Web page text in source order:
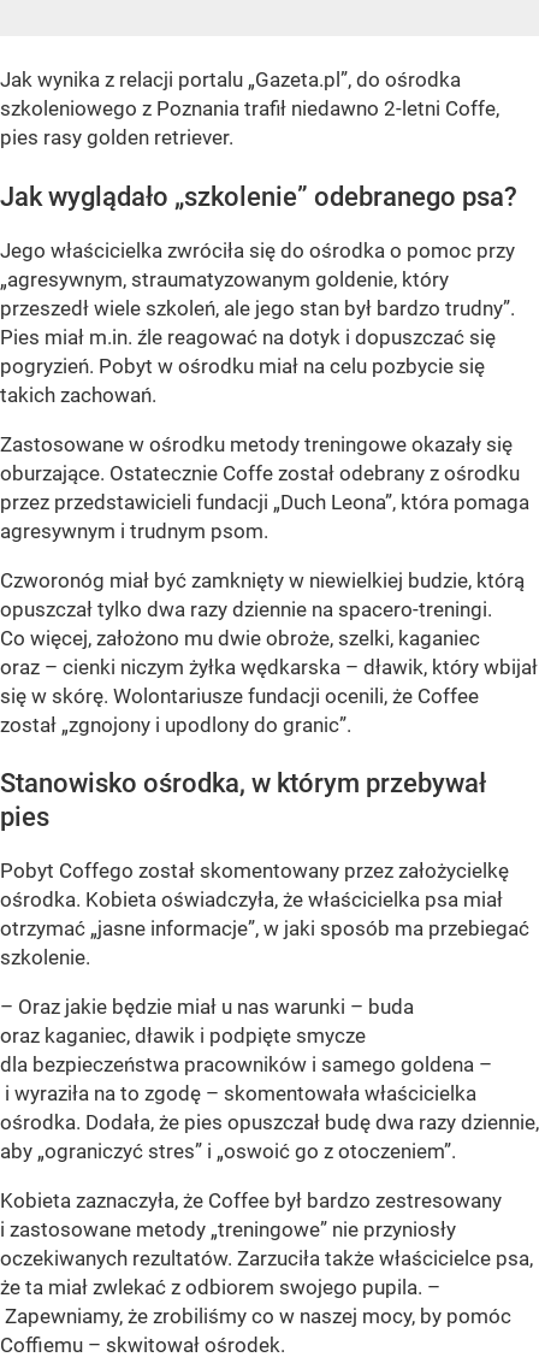
Jak wynika z relacji portalu „Gazeta.pl”, do ośrodka
szkoleniowego z Poznania trafił niedawno 2-letni Coffe,
pies rasy golden retriever.
Jak wyglądało „szkolenie” odebranego psa?
Jego właścicielka zwróciła się do ośrodka o pomoc przy
„agresywnym, straumatyzowanym goldenie, który
przeszedł wiele szkoleń, ale jego stan był bardzo trudny”.
Pies miał m.in. źle reagować na dotyk i dopuszczać się
pogryzień. Pobyt w ośrodku miał na celu pozbycie się
takich zachowań.
Zastosowane w ośrodku metody treningowe okazały się
oburzające. Ostatecznie Coffe został odebrany z ośrodku
przez przedstawicieli fundacji „Duch Leona”, która pomaga
agresywnym i trudnym psom.
Czworonóg miał być zamknięty w niewielkiej budzie, którą
opuszczał tylko dwa razy dziennie na spacero-treningi.
Co więcej, założono mu dwie obroże, szelki, kaganiec
oraz – cienki niczym żyłka wędkarska – dławik, który wbijał
się w skórę. Wolontariusze fundacji ocenili, że Coffee
został „zgnojony i upodlony do granic”.
Stanowisko ośrodka, w którym przebywał
pies
Pobyt Coffego został skomentowany przez założycielkę
ośrodka. Kobieta oświadczyła, że właścicielka psa miał
otrzymać „jasne informacje”, w jaki sposób ma przebiegać
szkolenie.
– Oraz jakie będzie miał u nas warunki – buda
oraz kaganiec, dławik i podpięte smycze
dla bezpieczeństwa pracowników i samego goldena –
i wyraziła na to zgodę – skomentowała właścicielka
ośrodka. Dodała, że pies opuszczał budę dwa razy dziennie,
aby „ograniczyć stres” i „oswoić go z otoczeniem”.
Kobieta zaznaczyła, że Coffee był bardzo zestresowany
i zastosowane metody „treningowe” nie przyniosły
oczekiwanych rezultatów. Zarzuciła także właścicielce psa,
że ta miał zwlekać z odbiorem swojego pupila. –
Zapewniamy, że zrobiliśmy co w naszej mocy, by pomóc
Coffiemu – skwitował ośrodek.